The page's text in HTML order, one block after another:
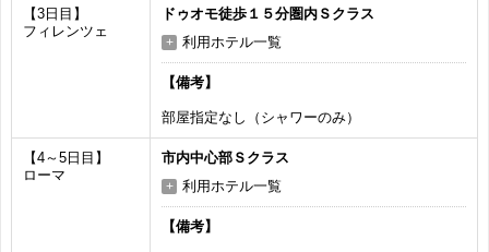
【3日目】
フィレンツェ
ドゥオモ徒歩１５分圏内Ｓクラス
利用ホテル一覧
【備考】
部屋指定なし（シャワーのみ）
【4～5日目】
ローマ
市内中心部Ｓクラス
利用ホテル一覧
【備考】